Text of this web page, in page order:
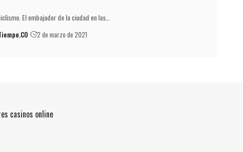
El embajador de la ciudad en las…
2 de marzo de 2021
casinos online